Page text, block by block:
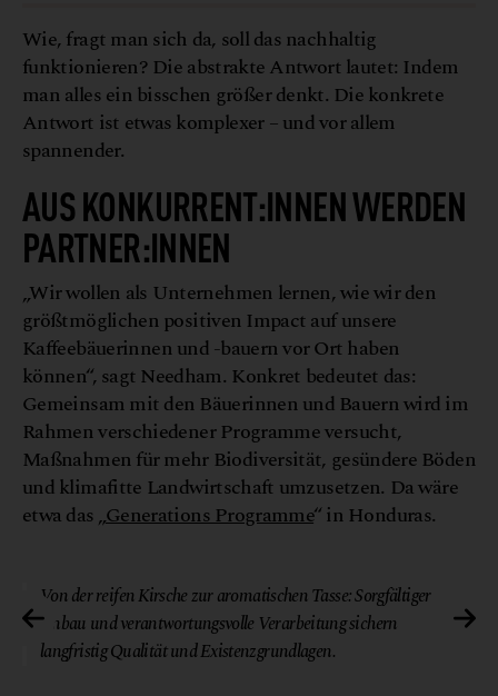
Wie, fragt man sich da, soll das nachhaltig
funktionieren? Die abstrakte Antwort lautet: Indem
man alles ein bisschen größer denkt. Die konkrete
Antwort ist etwas komplexer – und vor allem
spannender.
AUS KONKURRENT:INNEN WERDEN
PARTNER:INNEN
„Wir wollen als Unternehmen lernen, wie wir den
größtmöglichen positiven Impact auf unsere
Kaffeebäuerinnen und -bauern vor Ort haben
können“, sagt Needham. Konkret bedeutet das:
Gemeinsam mit den Bäuerinnen und Bauern wird im
Rahmen verschiedener Programme versucht,
Maßnahmen für mehr Biodiversität, gesündere Böden
und klimafitte Landwirtschaft umzusetzen. Da wäre
etwa das „Generations Programme“ in Honduras.
Von der reifen Kirsche zur aromatischen Tasse: Sorgfältiger
Anbau und verantwortungsvolle Verarbeitung sichern
langfristig Qualität und Existenzgrundlagen.